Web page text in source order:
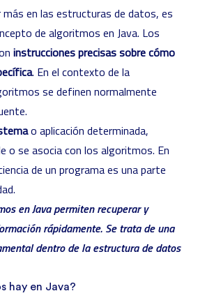
en las estructuras de datos, es
de algoritmos en Java. Los
instrucciones precisas sobre cómo
. En el contexto de la
se definen normalmente
o aplicación determinada,
o se asocia con los algoritmos. En
de un programa es una parte
en Java permiten recuperar y
rápidamente. Se trata de una
dentro de la estructura de datos
hay en Java?